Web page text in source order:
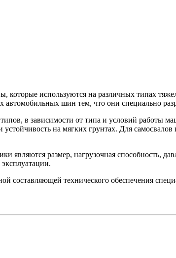
используются на различных типах
шин тем, что они специально
в зависимости от типа и условий работы
на мягких грунтах. Для
являются размер, нагрузочная способность,
составляющей технического обеспечения